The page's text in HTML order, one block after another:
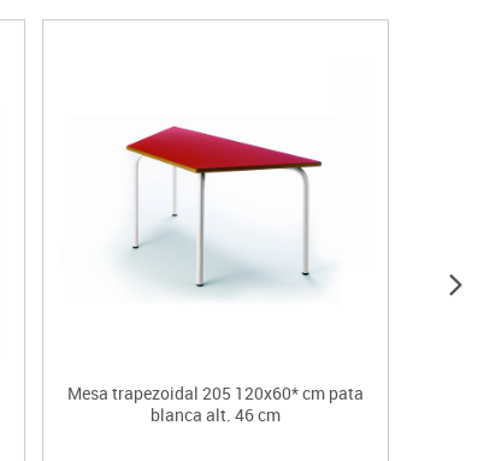
Mesa trapezoidal 205 120x60* cm pata
blanca alt. 46 cm